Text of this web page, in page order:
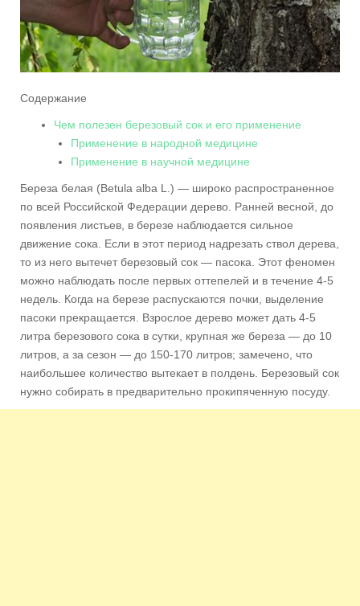
Содержание
Чем полезен березовый сок и его применение
Применение в народной медицине
Применение в научной медицине
Береза белая (Betula alba L.) — широко распространенное
по всей Российской Федерации дерево. Ранней весной, до
появления листьев, в березе наблюдается сильное
движение сока. Если в этот период надрезать ствол дерева,
то из него вытечет березовый сок — пасока. Этот феномен
можно наблюдать после первых оттепелей и в течение 4-5
недель. Когда на березе распускаются почки, выделение
пасоки прекращается. Взрослое дерево может дать 4-5
литра березового сока в сутки, крупная же береза — до 10
литров, а за сезон — до 150-170 литров; замечено, что
наибольшее количество вытекает в полдень. Березовый сок
нужно собирать в предварительно прокипяченную посуду.